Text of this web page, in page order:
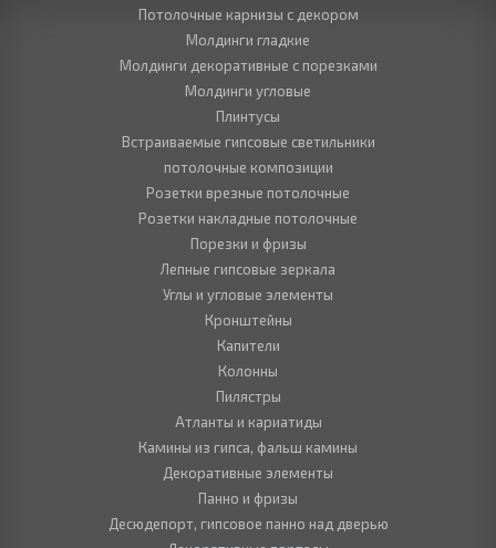
Потолочные карнизы с декором
Молдинги гладкие
Молдинги декоративные с порезками
Молдинги угловые
Плинтусы
Встраиваемые гипсовые светильники
потолочные композиции
Розетки врезные потолочные
Розетки накладные потолочные
Порезки и фризы
Лепные гипсовые зеркала
Углы и угловые элементы
Кронштейны
Капители
Колонны
Пилястры
Атланты и кариатиды
Камины из гипса, фальш камины
Декоративные элементы
Панно и фризы
Десюдепорт, гипсовое панно над дверью